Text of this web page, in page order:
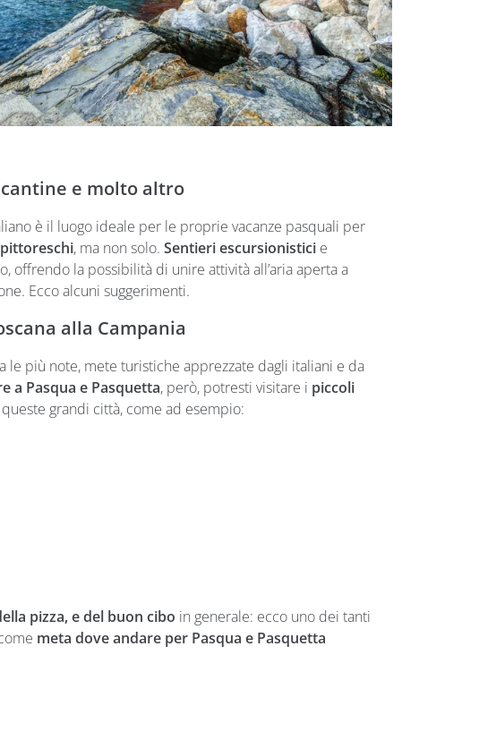
cantine e molto altro
è il luogo ideale per le proprie vacanze pasquali per
, ma non solo. Sentieri escursionistici e
offrendo la possibilità di unire attività all’aria aperta a
Ecco alcuni suggerimenti.
alla Campania
le più note, mete turistiche apprezzate dagli italiani e da
a Pasqua e Pasquetta, però, potresti visitare i piccoli
grandi città, come ad esempio:
pizza, e del buon cibo in generale: ecco uno dei tanti
meta dove andare per Pasqua e Pasquetta